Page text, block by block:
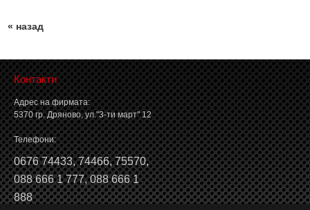
« назад
Контакти
Адрес на фирмата:
5370 гр. Дряново, ул."3-ти март" 12
Телефони:
0676 74433,74466,75570,
088 666 1 777,088 666 1
888